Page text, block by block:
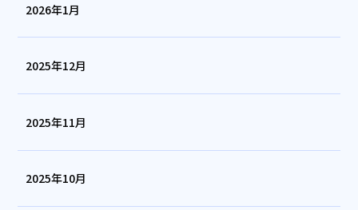
2026年1月
2025年12月
2025年11月
2025年10月